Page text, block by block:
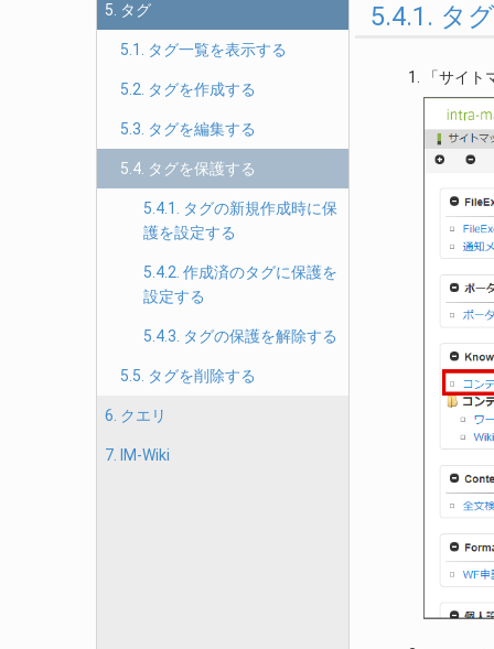
5. タグ
5.1. タグ一覧を表示する
5.2. タグを作成する
5.3. タグを編集する
5.4. タグを保護する
5.4.1. タグの新規作成時に保
護を設定する
5.4.2. 作成済のタグに保護を
設定する
5.4.3. タグの保護を解除する
5.5. タグを削除する
6. クエリ
7. IM-Wiki
5.4.1. タ
「サイ